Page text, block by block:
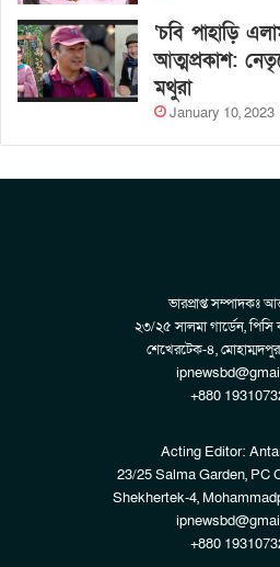
‘চবি পাহাড়ি
আত্মপ্রকাশ:
মথুরা
January 10, 2023
ভারপ্রাপ্ত সম্পাদকঃ
২৩/২৫ সালমা গার্ডেন, পিসি
শেখেরটেক-৪,
+880
Acting Editor:
23/25 Salma Garden, PC
Shekhertek-4,
+880